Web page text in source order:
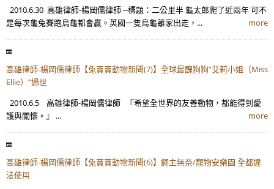
2010.6.30 高雄律師-楊岡儒律師 --標題：二公里半 龜太郎爬了近兩年 可不
是每次龜兔賽跑烏龜都會贏。英國一隻烏龜離家出走，...
more
高雄律師-楊岡儒律師【兔寶寶動物新聞(7)】全球最醜狗狗”艾莉小姐（Miss
Ellie）”過世
2010.6.5 高雄律師-楊岡儒律師 『希望全世界的友善動物，都能得到愛
護與關懷。』 ...
more
高雄律師-楊岡儒律師【兔寶寶動物新聞(6)】飼主無奈/寵物安樂園 全都違
法使用